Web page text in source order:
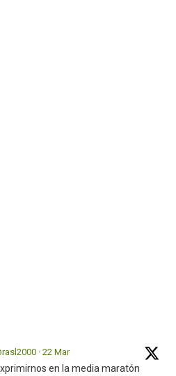
· 22 Mar
en la media maratón